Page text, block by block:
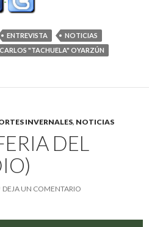
ENTREVISTA
NOTICIAS
"TACHUELA" OYARZÚN
INVERNALES, NOTICIAS
DEL
DEJA UN COMENTARIO